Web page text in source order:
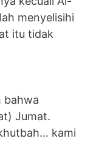
menyelisihi
itu tidak
bahwa
Jumat.
kami